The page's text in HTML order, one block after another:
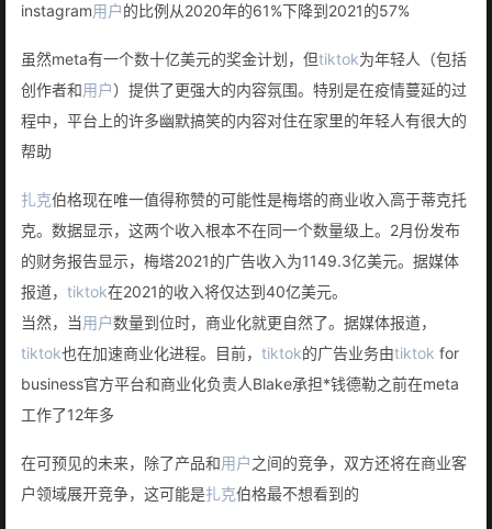
instagram用户的比例从2020年的61%下降到2021的57%
虽然meta有一个数十亿美元的奖金计划，但tiktok为年轻人（包括
创作者和用户）提供了更强大的内容氛围。特别是在疫情蔓延的过
程中，平台上的许多幽默搞笑的内容对住在家里的年轻人有很大的
帮助
扎克伯格现在唯一值得称赞的可能性是梅塔的商业收入高于蒂克托
克。数据显示，这两个收入根本不在同一个数量级上。2月份发布
的财务报告显示，梅塔2021的广告收入为1149.3亿美元。据媒体
报道， tiktok在2021的收入将仅达到40亿美元。
当然，当用户数量到位时，商业化就更自然了。据媒体报道，
tiktok也在加速商业化进程。目前， tiktok的广告业务由tiktok for
business官方平台和商业化负责人Blake承担*钱德勒之前在meta
工作了12年多
在可预见的未来，除了产品和用户之间的竞争，双方还将在商业客
户领域展开竞争，这可能是扎克伯格最不想看到的